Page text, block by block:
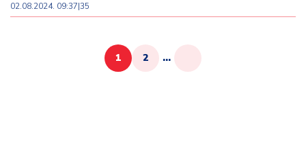
02.08.2024. 09:37|35
1 2 ...